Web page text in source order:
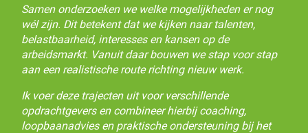
Samen onderzoeken we welke mogelijkheden er nog
wél zijn. Dit betekent dat we kijken naar talenten,
belastbaarheid, interesses en kansen op de
arbeidsmarkt. Vanuit daar bouwen we stap voor stap
aan een realistische route richting nieuw werk.
Ik voer deze trajecten uit voor verschillende
opdrachtgevers en combineer hierbij coaching,
loopbaanadvies en praktische ondersteuning bij het